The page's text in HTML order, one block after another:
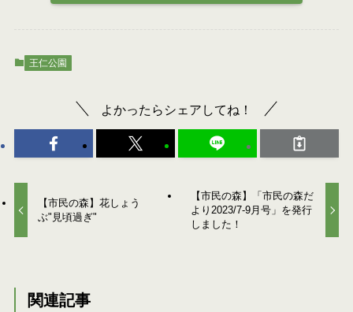
王仁公園
よかったらシェアしてね！
【市民の森】花しょう
ぶ"見頃過ぎ"
【市民の森】「市民の森だ
より2023/7-9月号」を発行
しました！
関連記事